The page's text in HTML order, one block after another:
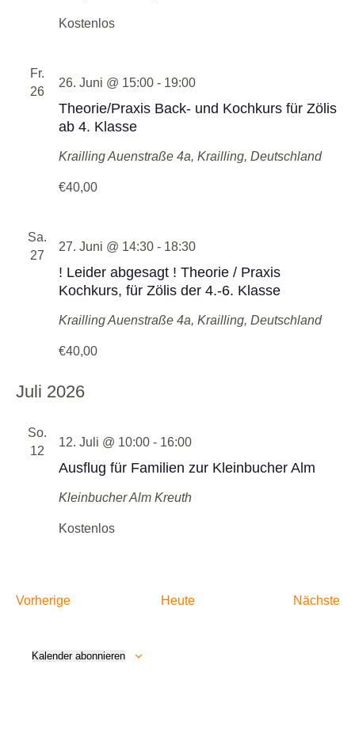
Kostenlos
Fr.
26
Theorie/Praxis Back- und Kochkurs für Zölis
ab 4. Klasse
26. Juni @ 15:00- 19:00
KraillingAuenstraße 4a, Krailling, Deutschland
€40,00
Sa.
27
! Leider abgesagt ! Theorie / Praxis
Kochkurs, für Zölis der 4.-6. Klasse
27. Juni @ 14:30- 18:30
KraillingAuenstraße 4a, Krailling, Deutschland
€40,00
Juli 2026
So.
12
Ausflug für Familien zur Kleinbucher Alm
12. Juli @ 10:00- 16:00
Kleinbucher Alm Kreuth
Kostenlos
VorherigeVeranstaltungen Heute Nächste
Kalender abonnieren